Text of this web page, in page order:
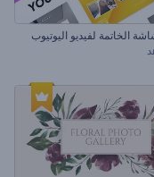
الخاتمة لفيديو اليوتيوب